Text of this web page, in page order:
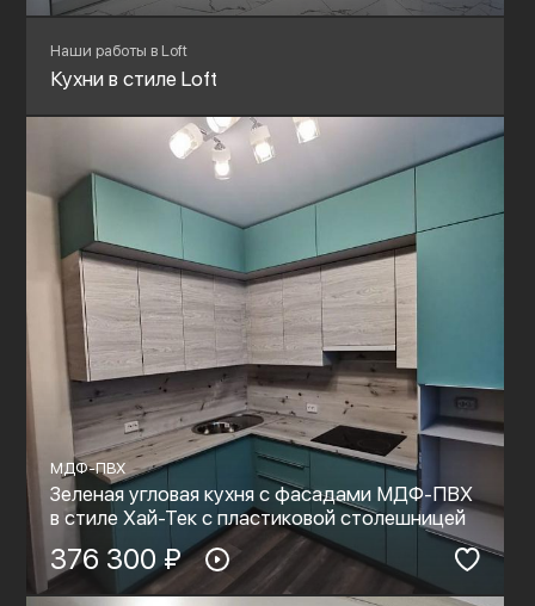
Наши работы в Loft
Кухни в стиле Loft
МДФ-ПВХ
Зеленая угловая кухня с фасадами МДФ-ПВХ
в стиле Хай-Тек с пластиковой столешницей
376 300 ₽